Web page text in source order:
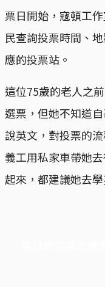
票日開始，寇頓工
民查詢投票時間、
應的投票站。
這位75歲的老人之
選票，但她不知道
說英文，對投票的
義工用私家車帶她
起來，都建議她去